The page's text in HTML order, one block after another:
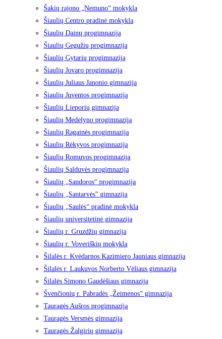
Šakių rajono „Nemuno“ mokykla
Šiaulių Centro pradinė mokykla
Šiaulių Dainų progimnazija
Šiaulių Gegužių progimnazija
Šiaulių Gytarių progimnazija
Šiaulių Jovaro progimnazija
Šiaulių Juliaus Janonio gimnazija
Šiaulių Juventos progimnazija
Šiaulių Lieporių gimnazija
Šiaulių Medelyno progimnazija
Šiaulių Ragainės progimnazija
Šiaulių Rėkyvos progimnazija
Šiaulių Romuvos progimnazija
Šiaulių Salduvės progimnazija
Šiaulių „Sandoros“ progimnazija
Šiaulių „Santarvės” gimnazija
Šiaulių „Saulės“ pradinė mokykla
Šiaulių universitetinė gimnazija
Šiaulių r. Gruzdžių gimnazija
Šiaulių r. Voveriškių mokykla
Šilalės r. Kvėdarnos Kazimiero Jauniaus gimnazija
Šilalės r. Laukuvos Norberto Vėliaus gimnazija
Šilalės Simono Gaudėšiaus gimnazija
Švenčionių r. Pabradės „Žeimenos“ gimnazija
Tauragės Aušros progimnazija
Tauragės Versmės gimnazija
Tauragės Žalgirių gimnazija